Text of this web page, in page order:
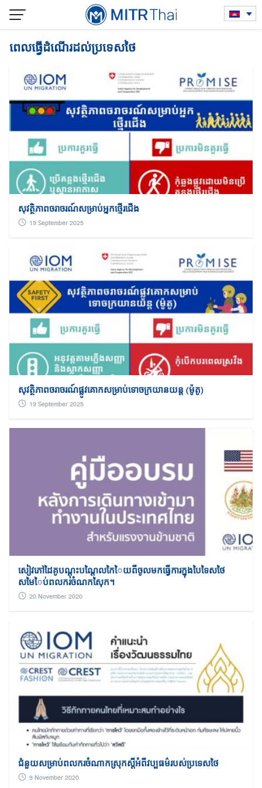
Skip
content
ពេលធ្វើដំណើរដល់ប្រទេសថៃ
សុវត្ថិភាពចរាចរណ៍សម្រាប់អ្នកថ្មើរជើង
19 September 2025
សុវត្ថិភាពចរាចរណ៍ផ្លូវគោកសម្រាប់ទោចក្រយានយន្ត (ម៉ូតូ)
19 September 2025
សៀវភៅដៃគូបណ្តុះបណ្តៃលកៃៃយពីចូលមកធ្វើការក្នុងបៃទៃសថៃ
សមៃៃប់ពលករចំណកសៃុក។
20 November 2020
ជំនួយសម្រាប់ពលករចំណាកស្រុកស្តីអំពីវប្បធម៌របស់ប្រទេសថៃ
9 November 2020